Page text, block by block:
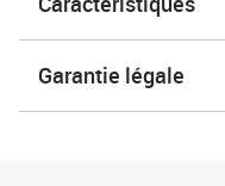
Garantie légale